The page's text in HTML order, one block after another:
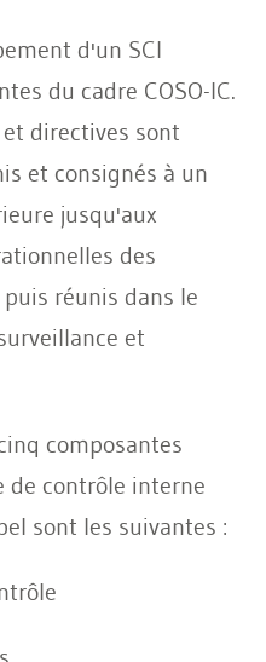
d'un SCI
du cadre COSO-IC.
directives sont
et consignés à un
jusqu'aux
des
réunis dans le
et
composantes
de contrôle interne
sont les suivantes :